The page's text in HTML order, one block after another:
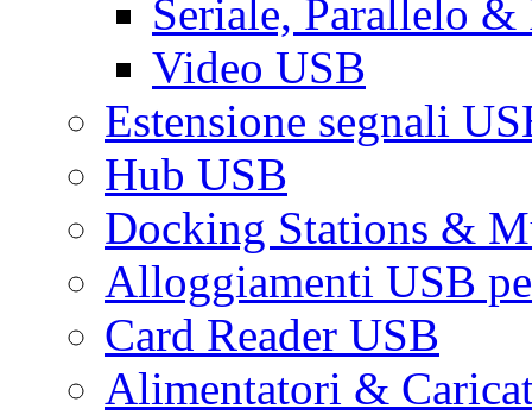
Seriale, Parallelo &
Video USB
Estensione segnali
Hub USB
Docking Stations &
Alloggiamenti USB
Card Reader USB
Alimentatori &